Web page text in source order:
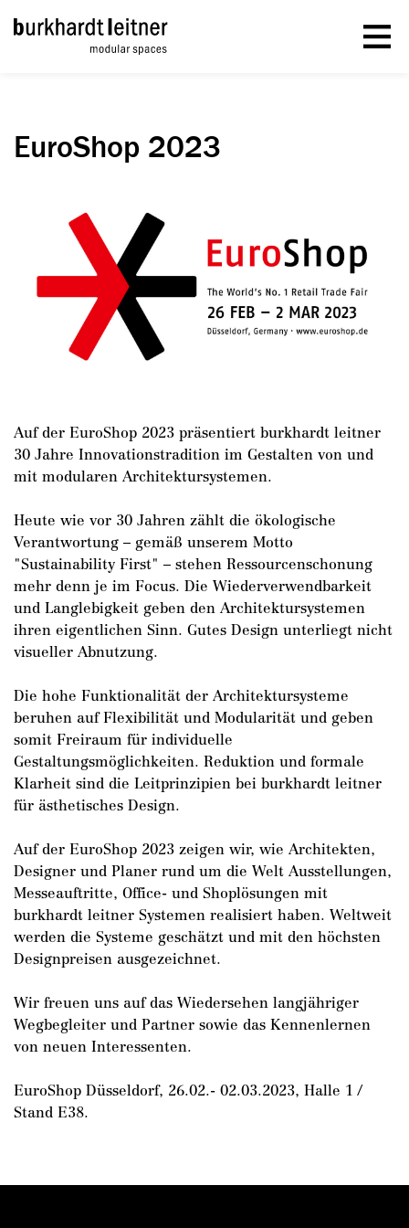
DE / EN
EuroShop 2023
Auf der EuroShop 2023 präsentiert burkhardt leitner
30 Jahre Innovationstradition im Gestalten von und
mit modularen Architektursystemen.
Heute wie vor 30 Jahren zählt die ökologische
Verantwortung – gemäß unserem Motto
"Sustainability First" – stehen Ressourcenschonung
mehr denn je im Focus. Die Wiederverwendbarkeit
und Langlebigkeit geben den Architektursystemen
ihren eigentlichen Sinn. Gutes Design unterliegt nicht
visueller Abnutzung.
Die hohe Funktionalität der Architektursysteme
beruhen auf Flexibilität und Modularität und geben
somit Freiraum für individuelle
Gestaltungsmöglichkeiten. Reduktion und formale
Klarheit sind die Leitprinzipien bei burkhardt leitner
für ästhetisches Design.
Auf der EuroShop 2023 zeigen wir, wie Architekten,
Designer und Planer rund um die Welt Ausstellungen,
Messeauftritte, Office- und Shoplösungen mit
burkhardt leitner Systemen realisiert haben. Weltweit
werden die Systeme geschätzt und mit den höchsten
Designpreisen ausgezeichnet.
Wir freuen uns auf das Wiedersehen langjähriger
Wegbegleiter und Partner sowie das Kennenlernen
von neuen Interessenten.
EuroShop Düsseldorf, 26.02.- 02.03.2023, Halle 1 /
Stand E38.